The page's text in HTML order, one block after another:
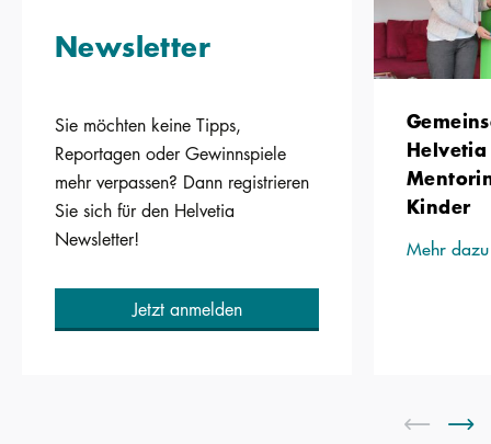
Newsletter
Sie möchten keine Tipps,
Reportagen oder Gewinnspiele
mehr verpassen? Dann registrieren
Sie sich für den Helvetia
Newsletter!
Jetzt anmelden
Kinder
Mehr